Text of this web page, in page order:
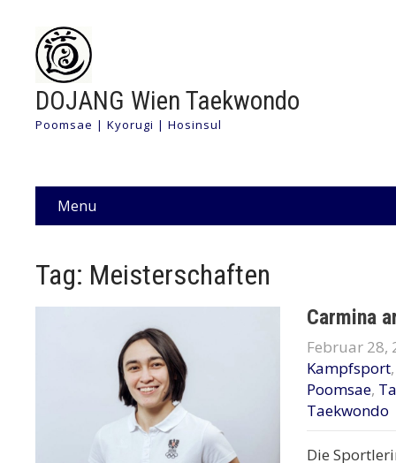
DOJANG Wien Taekwondo
Poomsae | Kyorugi | Hosinsul
Menu
Tag: Meisterschaften
Carmina
Februar 28,
Kampfsport
Poomsae,
Taekwondo
Die